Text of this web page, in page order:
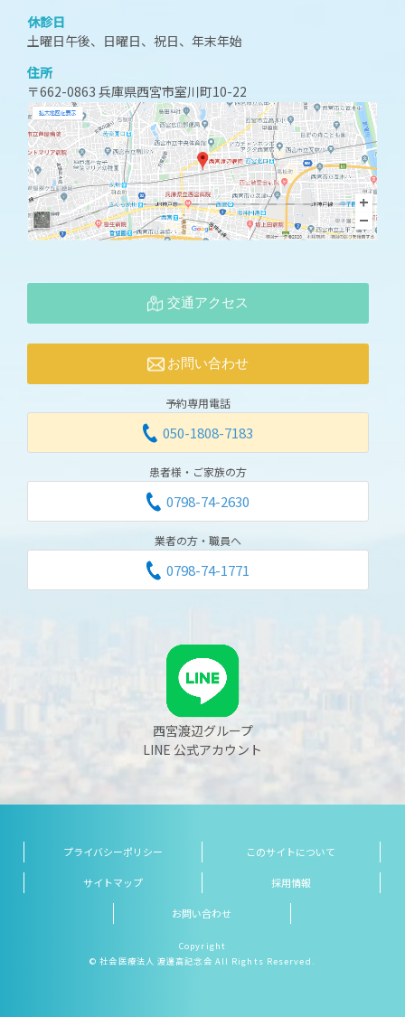
休診日
土曜日午後、日曜日、祝日、年末年始
住所
〒662-0863 兵庫県西宮市室川町10-22
交通アクセス
お問い合わせ
予約専用電話
050-1808-7183
患者様・ご家族の方
0798-74-2630
業者の方・職員へ
0798-74-1771
西宮渡辺グループ
LINE 公式アカウント
プライバシーポリシー このサイトについて
サイトマップ 採用情報
お問い合わせ
Copyright
© 社会医療法人 渡邊高記念会 All Rights Reserved.